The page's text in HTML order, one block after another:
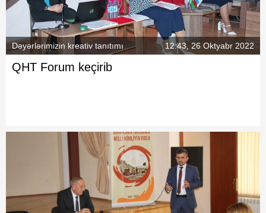
Dəyərlərimizin kreativ tanıtımı 12:43, 26 Oktyabr 2022
QHT Forum keçirib